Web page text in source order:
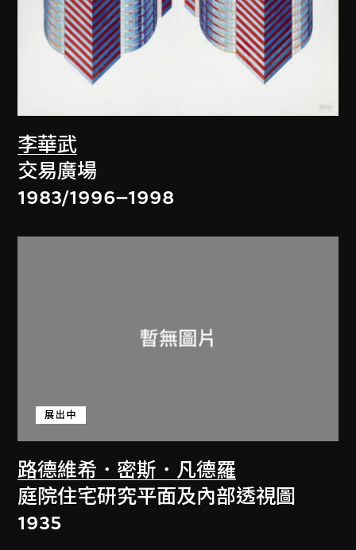
李華武
交易廣場
1983/1996–1998
路德維希．密斯．凡德羅
展出中
庭院住宅研究平面及內部透視圖
1935